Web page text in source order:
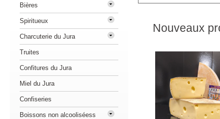
Nouveaux
Bières
Spiritueux
Charcuterie du Jura
Truites
Confitures du Jura
Miel du Jura
Confiseries
Boissons non alcooliséess